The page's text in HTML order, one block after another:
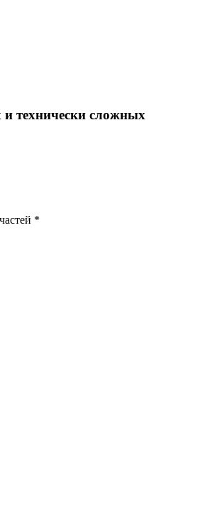
и технически сложных
*